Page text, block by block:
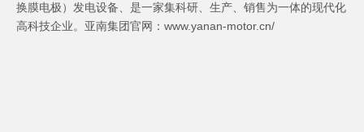
换膜电极）发电设备、是一家集科研、生产、销售为一体的现代化
高科技企业。亚南集团官网：www.yanan-motor.cn/